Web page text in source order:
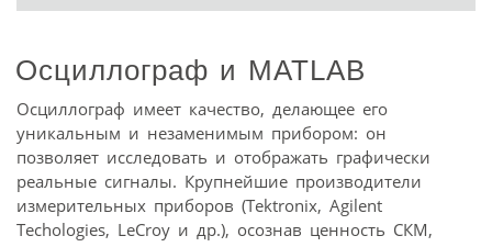
Осциллограф и MATLAB
Осциллограф имеет качество, делающее его
уникальным и незаменимым прибором: он
позволяет исследовать и отображать графически
реальные сигналы. Крупнейшие производители
измерительных приборов (Tektronix, Agilent
Techologies, LeCroy и др.), осознав ценность СКМ,